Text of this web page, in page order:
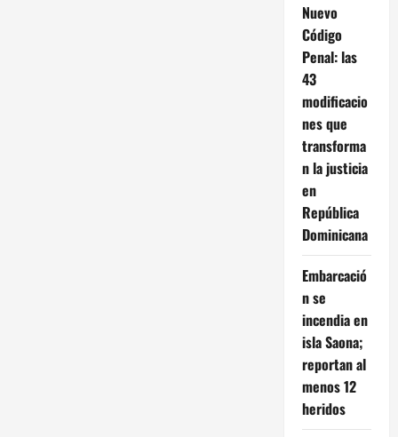
Nuevo
Código
Penal: las
43
modificacio
nes que
transforma
n la justicia
en
República
Dominicana
Embarcació
n se
incendia en
isla Saona;
reportan al
menos 12
heridos